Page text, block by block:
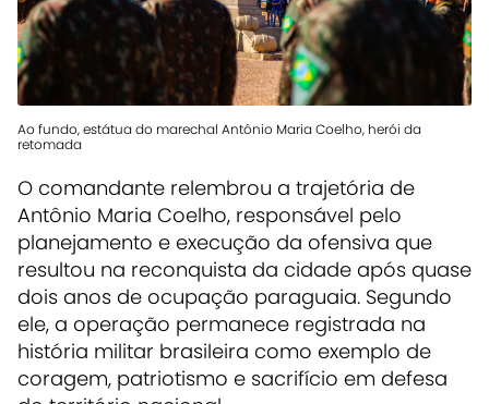
Ao fundo, estátua do marechal Antônio Maria Coelho, herói da
retomada
O comandante relembrou a trajetória de
Antônio Maria Coelho, responsável pelo
planejamento e execução da ofensiva que
resultou na reconquista da cidade após quase
dois anos de ocupação paraguaia. Segundo
ele, a operação permanece registrada na
história militar brasileira como exemplo de
coragem, patriotismo e sacrifício em defesa